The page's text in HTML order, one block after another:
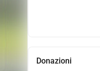
Donazioni